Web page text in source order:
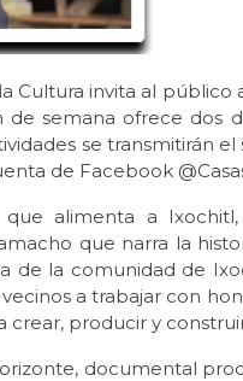
Cultura invita al
de semana ofrece dos
se transmitirán
de Facebook
alimenta a
que narra la
de la comunidad de
a trabajar con
crear, producir y
documental